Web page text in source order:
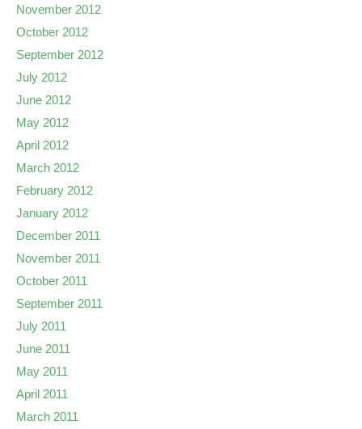
November 2012
October 2012
September 2012
July 2012
June 2012
May 2012
April 2012
March 2012
February 2012
January 2012
December 2011
November 2011
October 2011
September 2011
July 2011
June 2011
May 2011
April 2011
March 2011